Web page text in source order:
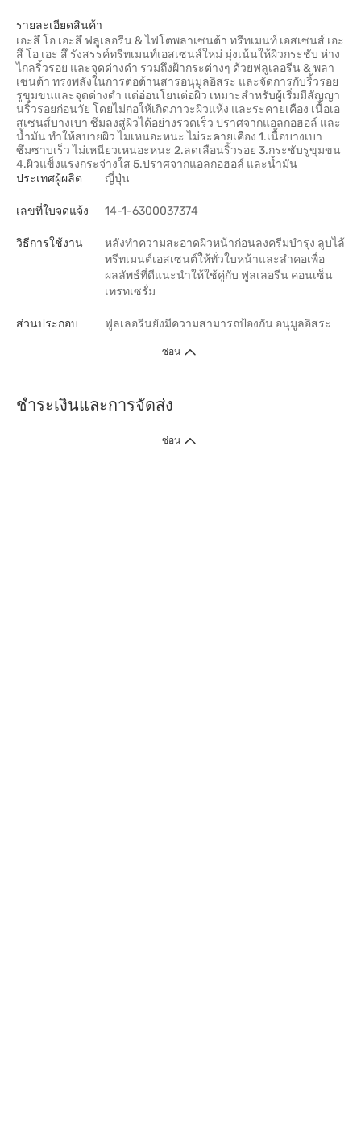
รายละเอียดสินค้า
เอะสึ โอ เอะสึ ฟลูเลอรีน & ไฟโตพลาเซนต้า ทรีทเมนท์ เอสเซนส์ เอะ
สึ โอ เอะ สึ รังสรรค์ทรีทเมนท์เอสเซนส์ใหม่ มุ่งเน้นให้ผิวกระชับ ห่าง
ไกลริ้วรอย และจุดด่างดำ รวมถึงฝ้ากระต่างๆ ด้วยฟลูเลอรีน & พลา
เซนต้า ทรงพลังในการต่อต้านสารอนุมูลอิสระ และจัดการกับริ้วรอย
รูขุมขนและจุดด่างดำ แต่อ่อนโยนต่อผิว เหมาะสำหรับผู้เริ่มมีสัญญา
นริ้วรอยก่อนวัย โดยไม่ก่อให้เกิดภาวะผิวแห้ง และระคายเคือง เนื้อเอ
สเซนส์บางเบา ซึมลงสู่ผิวได้อย่างรวดเร็ว ปราศจากแอลกอฮอล์ และ
น้ำมัน ทำให้สบายผิว ไมเหนอะหนะ ไม่ระคายเคือง 1.เนื้อบางเบา
ซึมซาบเร็ว ไม่เหนียวเหนอะหนะ 2.ลดเลือนริ้วรอย 3.กระชับรูขุมขน
4.ผิวแข็งแรงกระจ่างใส 5.ปราศจากแอลกอฮอล์ และน้ำมัน
ประเทศผู้ผลิต
ญี่ปุ่น
เลขที่ใบจดแจ้ง 14-1-6300037374
วิธีการใช้งาน
หลังทำความสะอาดผิวหน้าก่อนลงครีมบำรุง ลูบไล้
ทรีทเมนต์เอสเซนต์ให้ทั่วใบหน้าและลำคอเพื่อ
ผลลัพธ์ที่ดีแนะนำให้ใช้คู่กับ ฟูลเลอรีน คอนเซ็น
เทรทเซรั่ม
ส่วนประกอบ ฟูลเลอรีนยังมีความสามารถป้องกัน อนุมูลอิสระ
ซ่อน
ชำระเงินและการจัดส่ง
ซ่อน